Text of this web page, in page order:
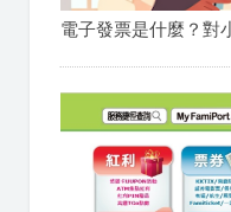
電子發票是什麼？對